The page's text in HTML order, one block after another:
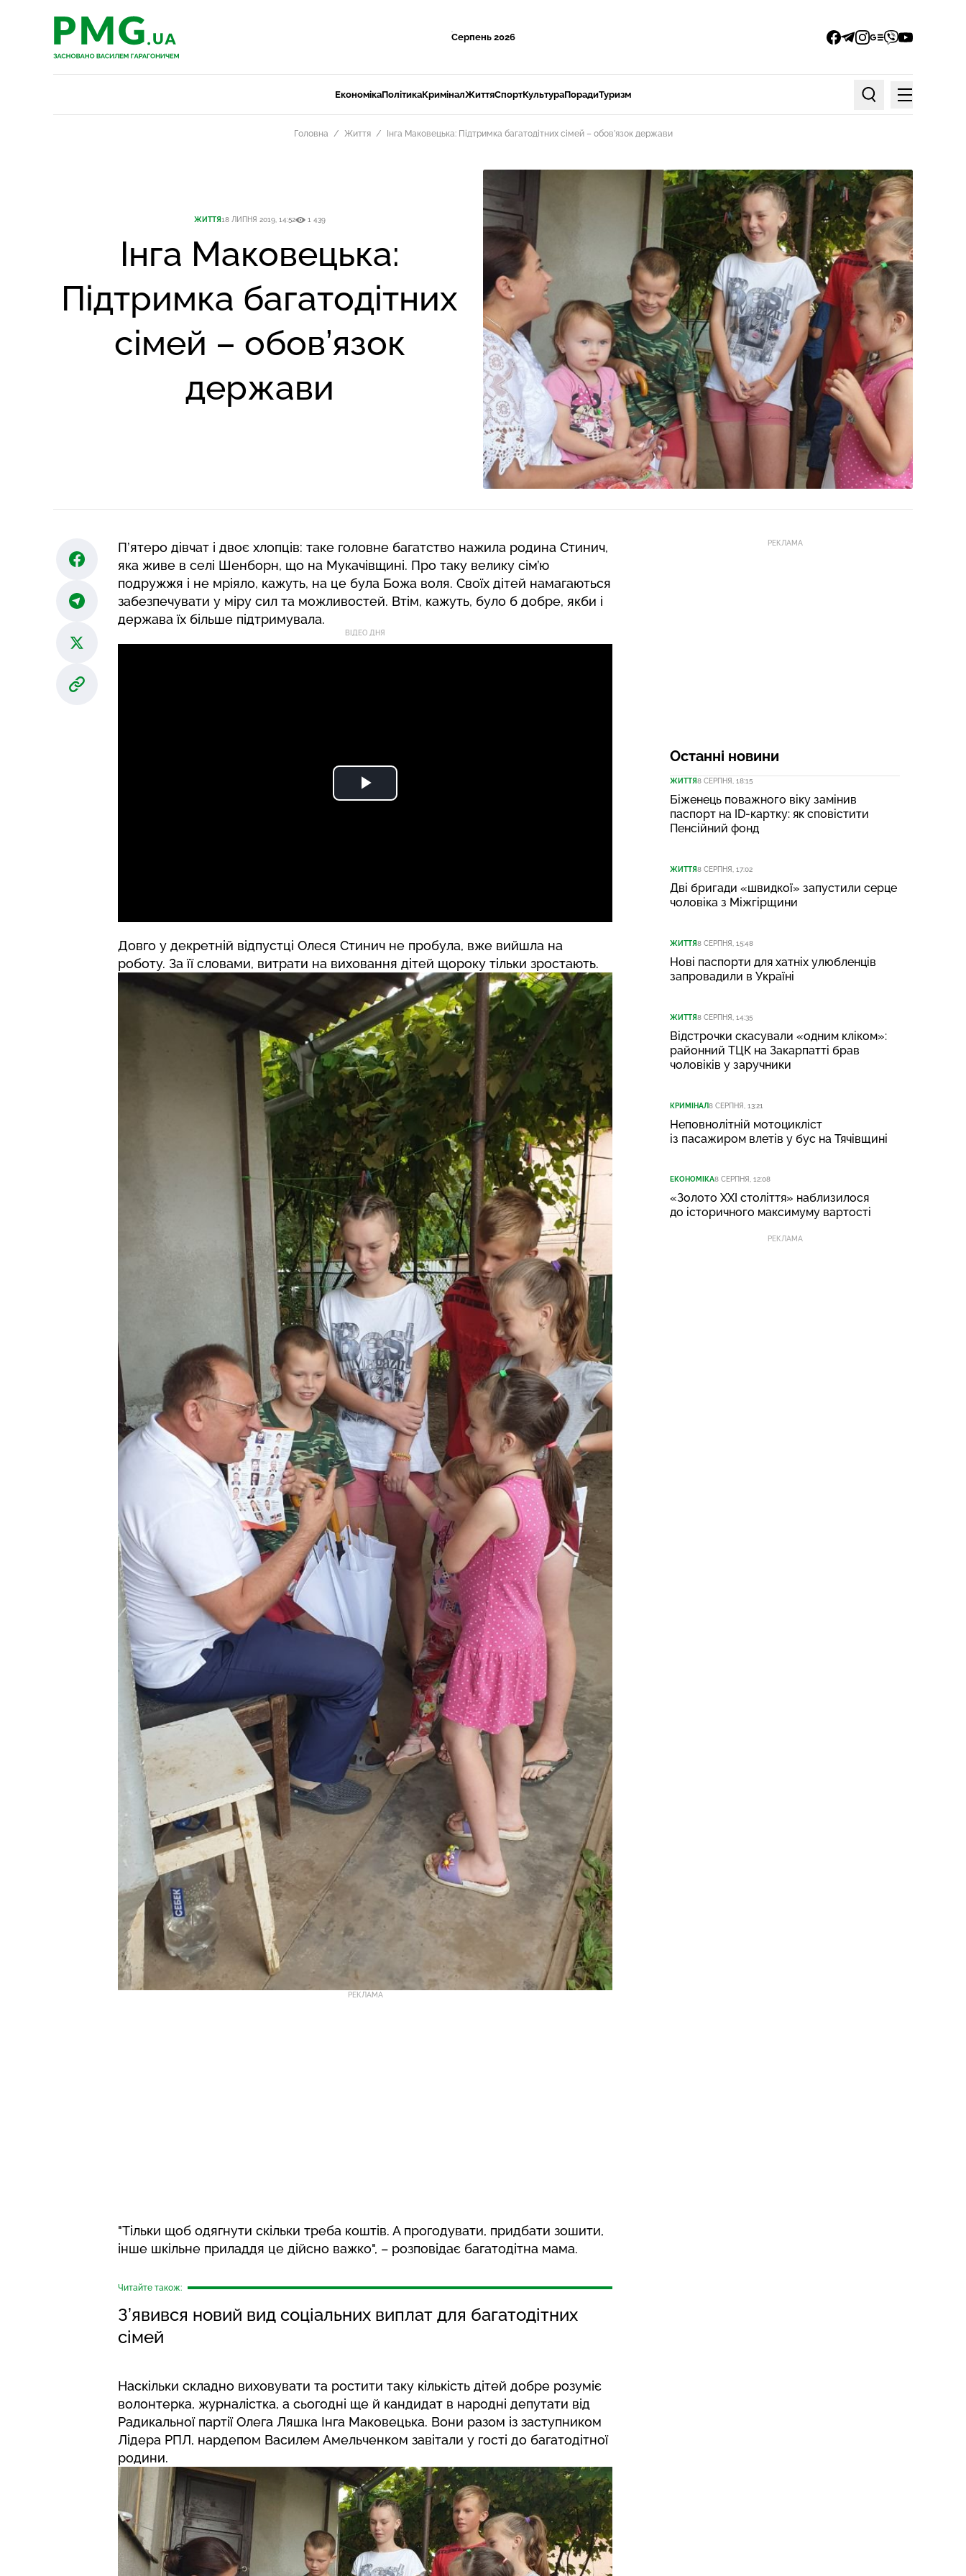
PMG.ua
Серпень 2026
facebook
telegram
instagram
google_news
viberyoutube
PMG.ua
ЕкономікаПолітикаКриміналЖиттяСпортКультураПорадиТуризм
Пошук по статтях
Меню
Головна Життя Інга Маковецька: Підтримка багатодітних сімей – обов’язок держави
ЖИТТЯ18 ЛИПНЯ 2019, 14:52 1 439
Інга Маковецька:
Підтримка багатодітних
сімей – обов’язок
держави
П’ятеро дівчат і двоє хлопців: таке головне багатство нажила родина Стинич,
яка живе в селі Шенборн, що на Мукачівщині. Про таку велику сім’ю
подружжя і не мріяло, кажуть, на це була Божа воля. Своїх дітей намагаються
забезпечувати у міру сил та можливостей. Втім, кажуть, було б добре, якби і
держава їх більше підтримувала.
ВІДЕО ДНЯ
Довго у декретній відпустці Олеся Стинич не пробула, вже вийшла на
роботу. За її словами, витрати на виховання дітей щороку тільки зростають.
РЕКЛАМА
"Тільки щоб одягнути скільки треба коштів. А прогодувати, придбати зошити,
інше шкільне приладдя це дійсно важко", – розповідає багатодітна мама.
Читайте також:
З’явився новий вид соціальних виплат для багатодітних
сімей
Наскільки складно виховувати та ростити таку кількість дітей добре розуміє
волонтерка, журналістка, а сьогодні ще й кандидат в народні депутати від
Радикальної партії Олега Ляшка Інга Маковецька. Вони разом із заступником
Лідера РПЛ, нардепом Василем Амельченком завітали у гості до багатодітної
родини.
РЕКЛАМА
Останні новини
ЖИТТЯ8 СЕРПНЯ, 18:15
Біженець поважного віку замінив
паспорт на ID-картку: як сповістити
Пенсійний фонд
ЖИТТЯ8 СЕРПНЯ, 17:02
Дві бригади «швидкої» запустили серце
чоловіка з Міжгірщини
ЖИТТЯ8 СЕРПНЯ, 15:48
Нові паспорти для хатніх улюбленців
запровадили в Україні
ЖИТТЯ8 СЕРПНЯ, 14:35
Відстрочки скасували «одним кліком»:
районний ТЦК на Закарпатті брав
чоловіків у заручники
КРИМІНАЛ8 СЕРПНЯ, 13:21
Неповнолітній мотоцикліст
із пасажиром влетів у бус на Тячівщині
ЕКОНОМІКА8 СЕРПНЯ, 12:08
«Золото XXI століття» наблизилося
до історичного максимуму вартості
РЕКЛАМА